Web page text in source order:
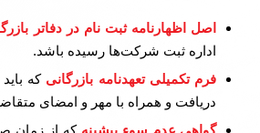
اصل اظهارنامه ثبت نام در دفاتر
اداره ثبت شرکت‌ها رسیده باشد.
فرم تکمیلی تعهدنامه بازرگانی که
دریافت و همراه با مهر و امضای